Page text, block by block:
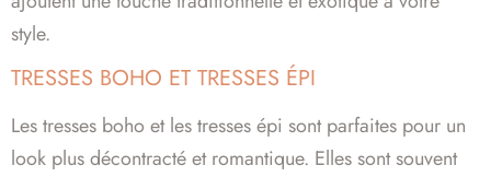
style.
TRESSES BOHO ET TRESSES ÉPI
Les tresses boho et les tresses épi sont parfaites pour un
look plus décontracté et romantique. Elles sont souvent